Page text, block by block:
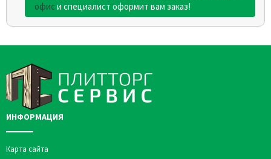
офис и специалист оформит вам заказ!
ИНФОРМАЦИЯ
Карта сайта